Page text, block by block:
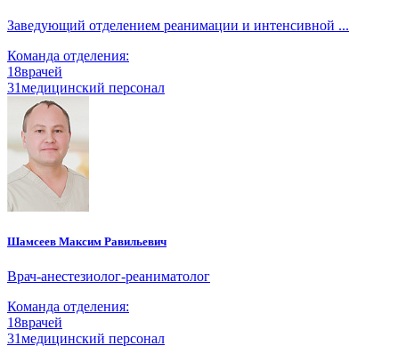
Заведующий отделением реанимации и интенсивной ...
Команда отделения:
18врачей
31медицинский персонал
Шамсеев Максим Равильевич
Врач-анестезиолог-реаниматолог
Команда отделения:
18врачей
31медицинский персонал